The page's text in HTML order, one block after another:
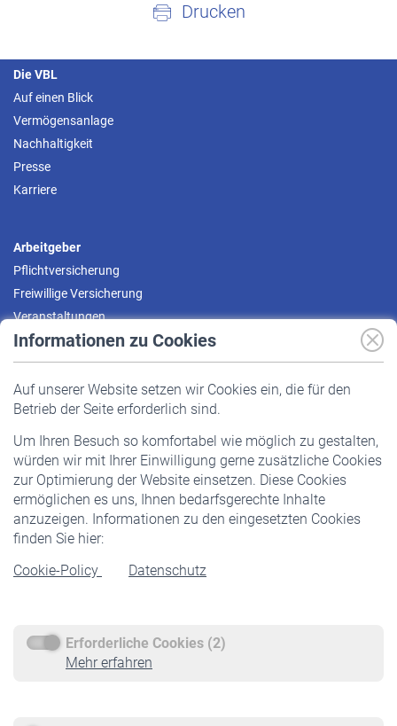
Informationen zu Cookies
Auf unserer Website setzen wir Cookies ein, die für den
Betrieb der Seite erforderlich sind.
Um Ihren Besuch so komfortabel wie möglich zu gestalten,
würden wir mit Ihrer Einwilligung gerne zusätzliche Cookies
zur Optimierung der Website einsetzen. Diese Cookies
ermöglichen es uns, Ihnen bedarfsgerechte Inhalte
anzuzeigen. Informationen zu den eingesetzten Cookies
finden Sie hier:
Cookie-Policy
Datenschutz
Erforderliche Cookies (2)
Mehr erfahren
Drucken
Die VBL
Auf einen Blick
Vermögensanlage
Nachhaltigkeit
Presse
Karriere
Arbeitgeber
Pflichtversicherung
Freiwillige Versicherung
Veranstaltungen
Pflichtversicherung
Staatliche Förderung
Veranstaltungen
Rentner
Rentenbeginn
Rente beantragen
Service
Informationen